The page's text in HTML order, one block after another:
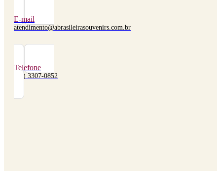
E-mail
atendimento@abrasileirasouvenirs.com.br
Telefone
(48) 3307-0852